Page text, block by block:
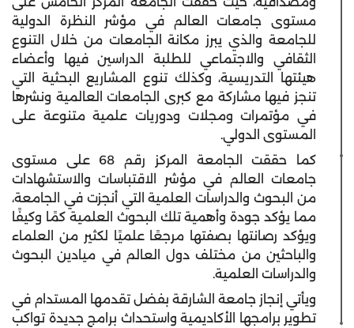
مستوى جامعات العالم في مؤشر النظرة الدولية
للجامعة والذي يبرز مكانة الجامعات من خلال التنوع
الثقافي والاجتماعي للطلبة الدراسين فيها وأعضاء
هيئتها التدريسية، وكذلك تنوع المشاريع البحثية التي
تنجز فيها مشاركة مع كبرى الجامعات العالمية ونشرها
في مؤتمرات ومجلات ودوريات علمية متنوعة على
المستوى الدولي.
كما حققت الجامعة المركز رقم 68 على مستوى
جامعات العالم في مؤشر الاقتباسات والاستشهادات
من البحوث والدراسات العلمية التي أنجزت في الجامعة،
مما يؤكد جودة وأهمية تلك البحوث العلمية كمًا وكيفًا
ويؤكد رصانتها بصفتها مرجعًا علميًا لكثير من العلماء
والباحثين من مختلف دول العالم في ميادين البحوث
والدراسات العلمية.
ويأتي إنجاز جامعة الشارقة بفضل تقدمها المستدام في
تطوير برامجها الأكاديمية واستحداث برامج جديدة تواكب